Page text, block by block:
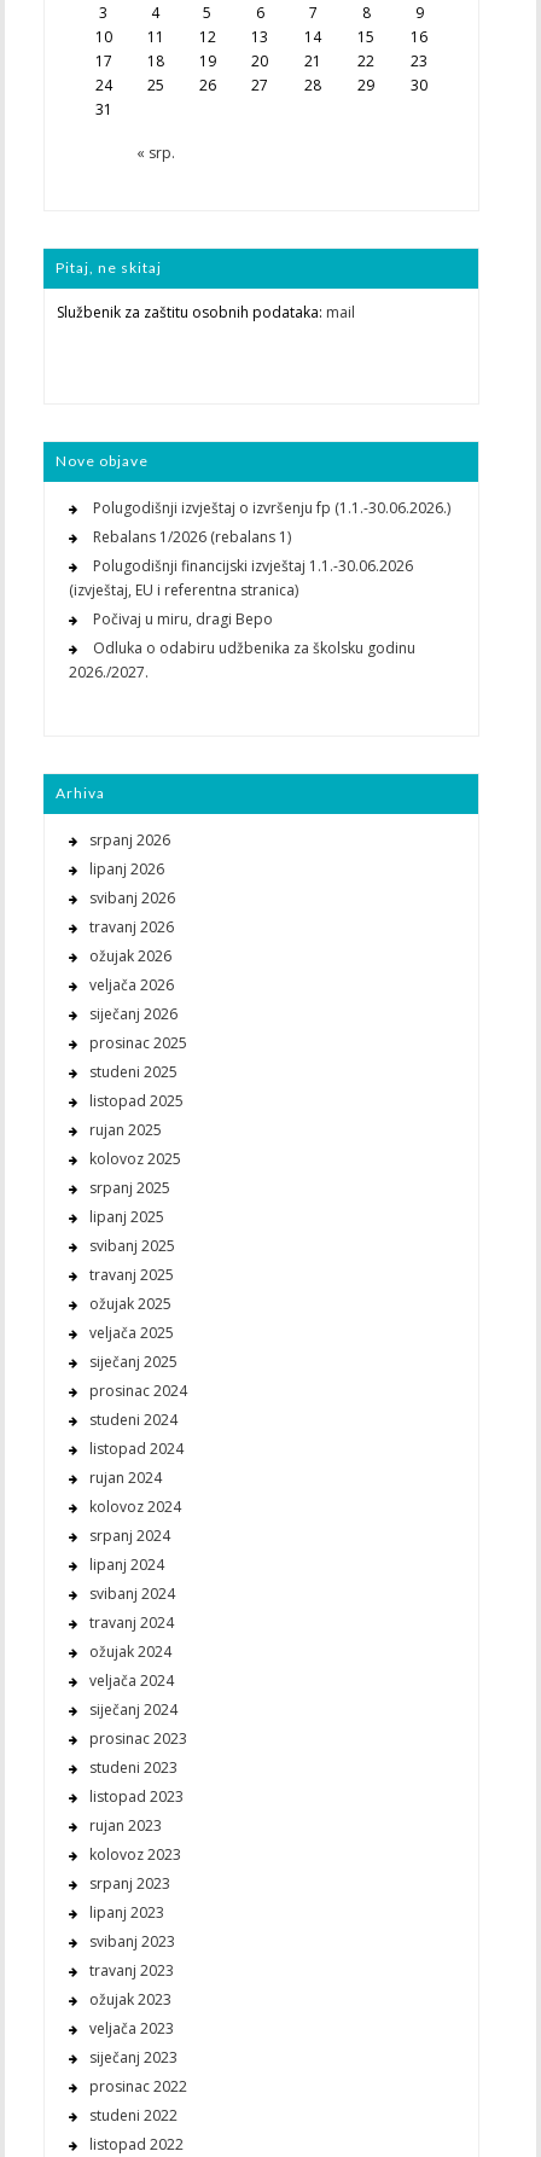
« srp.
3 4 5 6 7 8
9
10
11 12 13 14 15
16
17
18 19 20 21 22
23
24
25 26 27 28 29
30
31
Pitaj, ne skitaj
Službenik za zaštitu osobnih podataka: mail
Nove objave
Polugodišnji izvještaj o izvršenju fp (1.1.-30.06.2026.)
Rebalans 1/2026 (rebalans 1)
Polugodišnji financijski izvještaj 1.1.-30.06.2026
(izvještaj, EU i referentna stranica)
Počivaj u miru, dragi Bepo
Odluka o odabiru udžbenika za školsku godinu
2026./2027.
Arhiva
srpanj 2026
lipanj 2026
svibanj 2026
travanj 2026
ožujak 2026
veljača 2026
siječanj 2026
prosinac 2025
studeni 2025
listopad 2025
rujan 2025
kolovoz 2025
srpanj 2025
lipanj 2025
svibanj 2025
travanj 2025
ožujak 2025
veljača 2025
siječanj 2025
prosinac 2024
studeni 2024
listopad 2024
rujan 2024
kolovoz 2024
srpanj 2024
lipanj 2024
svibanj 2024
travanj 2024
ožujak 2024
veljača 2024
siječanj 2024
prosinac 2023
studeni 2023
listopad 2023
rujan 2023
kolovoz 2023
srpanj 2023
lipanj 2023
svibanj 2023
travanj 2023
ožujak 2023
veljača 2023
siječanj 2023
prosinac 2022
studeni 2022
listopad 2022